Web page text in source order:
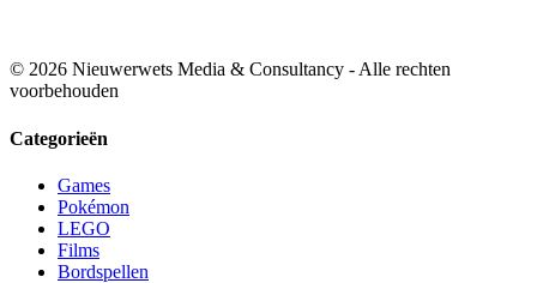
© 2026 Nieuwerwets Media & Consultancy - Alle rechten
voorbehouden
Categorieën
Games
Pokémon
LEGO
Films
Bordspellen